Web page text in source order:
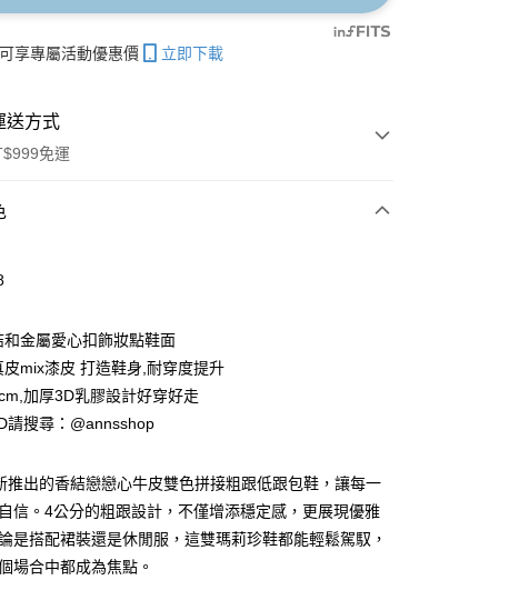
享專屬活動優惠價 立即下載
送方式
免運
付款
利率 每期 NT$726
商業銀行
第一商業銀行
銀行
彰化商業銀行
商業銀行
企業銀行
台灣）商業銀行
華泰商業銀行
銀行
遠東國際商業銀行
銀行
星展（台灣）商業銀行
際商業銀行
利率 每期NT$363
商業銀行
第一商業銀行
業銀行
商業銀行
小企業銀行
台中商業銀行
灣）商業銀行
華泰商業銀行
銀行
遠東國際商業銀行
銀行
和金屬愛心扣飾妝點鞋面
皮mix漆皮 打造鞋身,耐穿度提升
加厚3D乳膠設計好穿好走
請搜尋：@annsshop
推出的香結戀戀心牛皮雙色拼接粗跟低跟包鞋，讓每一
信。4公分的粗跟設計，不僅增添穩定感，更展現優雅
是搭配裙裝還是休閒服，這雙瑪莉珍鞋都能輕鬆駕馭，
場合中都成為焦點。